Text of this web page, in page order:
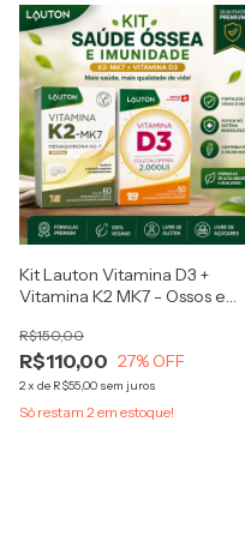
Kit Lauton Vitamina D3 +
Vitamina K2 MK7 - Ossos e
R$110,00
R$150,00
27% OFF
2x de R$55,00 sem juros
Só restam 2 em estoque!